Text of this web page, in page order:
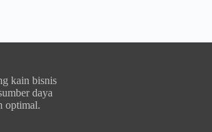
kain bisnis
daya
optimal.